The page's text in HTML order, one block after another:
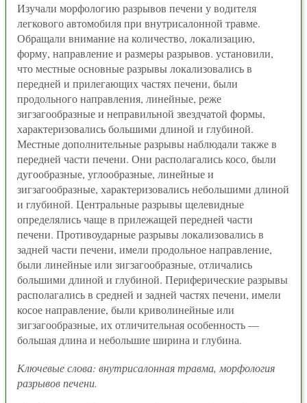
Изучали морфологию разрывов печени у водителя
легкового автомобиля при внутрисалонной травме.
Обращали внимание на количество, локализацию,
форму, направление и размеры разрывов. установили,
что местные основные разрывы локализовались в
передней и прилегающих частях печени, были
продольного направления, линейные, реже
зигзагообразные и неправильной звездчатой формы,
характеризовались большими длиной и глубиной.
Местные дополнительные разрывы наблюдали также в
передней части печени. Они располагались косо, были
дугообразные, углообразные, линейные и
зигзагообразные, характеризовались небольшими длиной
и глубиной. Центральные разрывы щелевидные
определялись чаще в прилежащей передней части
печени. Противоударные разрывы локализовались в
задней части печени, имели продольное направление,
были линейные или зигзагообразные, отличались
большими длиной и глубиной. Периферические разрывы
располагались в средней и задней частях печени, имели
косое направление, были криволинейные или
зигзагообразные, их отличительная особенность —
большая длина и небольшие ширина и глубина.
Ключевые слова: внутрисалонная травма, морфология
разрывов печени.